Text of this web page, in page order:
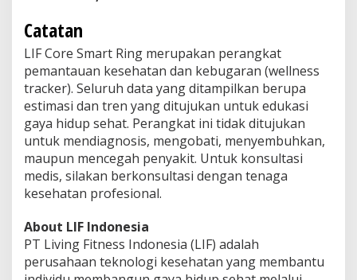
Catatan
LIF Core Smart Ring merupakan perangkat
pemantauan kesehatan dan kebugaran (wellness
tracker). Seluruh data yang ditampilkan berupa
estimasi dan tren yang ditujukan untuk edukasi
gaya hidup sehat. Perangkat ini tidak ditujukan
untuk mendiagnosis, mengobati, menyembuhkan,
maupun mencegah penyakit. Untuk konsultasi
medis, silakan berkonsultasi dengan tenaga
kesehatan profesional.
About LIF Indonesia
PT Living Fitness Indonesia (LIF) adalah
perusahaan teknologi kesehatan yang membantu